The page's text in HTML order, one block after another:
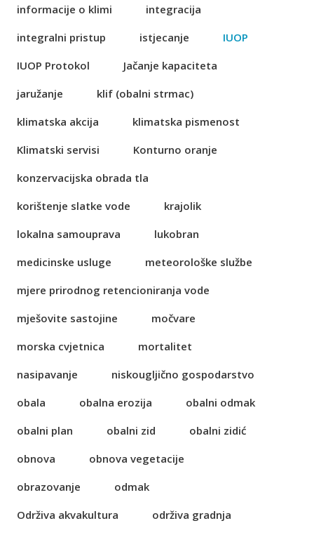
informacije o klimi
integracija
integralni pristup
istjecanje
IUOP
IUOP Protokol
Jačanje kapaciteta
jaružanje
klif (obalni strmac)
klimatska akcija
klimatska pismenost
Klimatski servisi
Konturno oranje
konzervacijska obrada tla
korištenje slatke vode
krajolik
lokalna samouprava
lukobran
medicinske usluge
meteorološke službe
mjere prirodnog retencioniranja vode
mješovite sastojine
močvare
morska cvjetnica
mortalitet
nasipavanje
niskougljično gospodarstvo
obala
obalna erozija
obalni odmak
obalni plan
obalni zid
obalni zidić
obnova
obnova vegetacije
obrazovanje
odmak
Održiva akvakultura
održiva gradnja